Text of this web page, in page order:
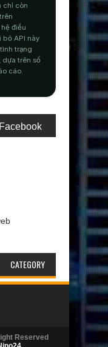
chỉ còn
điều
bỏ API này
trạng
dựa trên số
cáo.
Facebook
CATEGORY
Reserved